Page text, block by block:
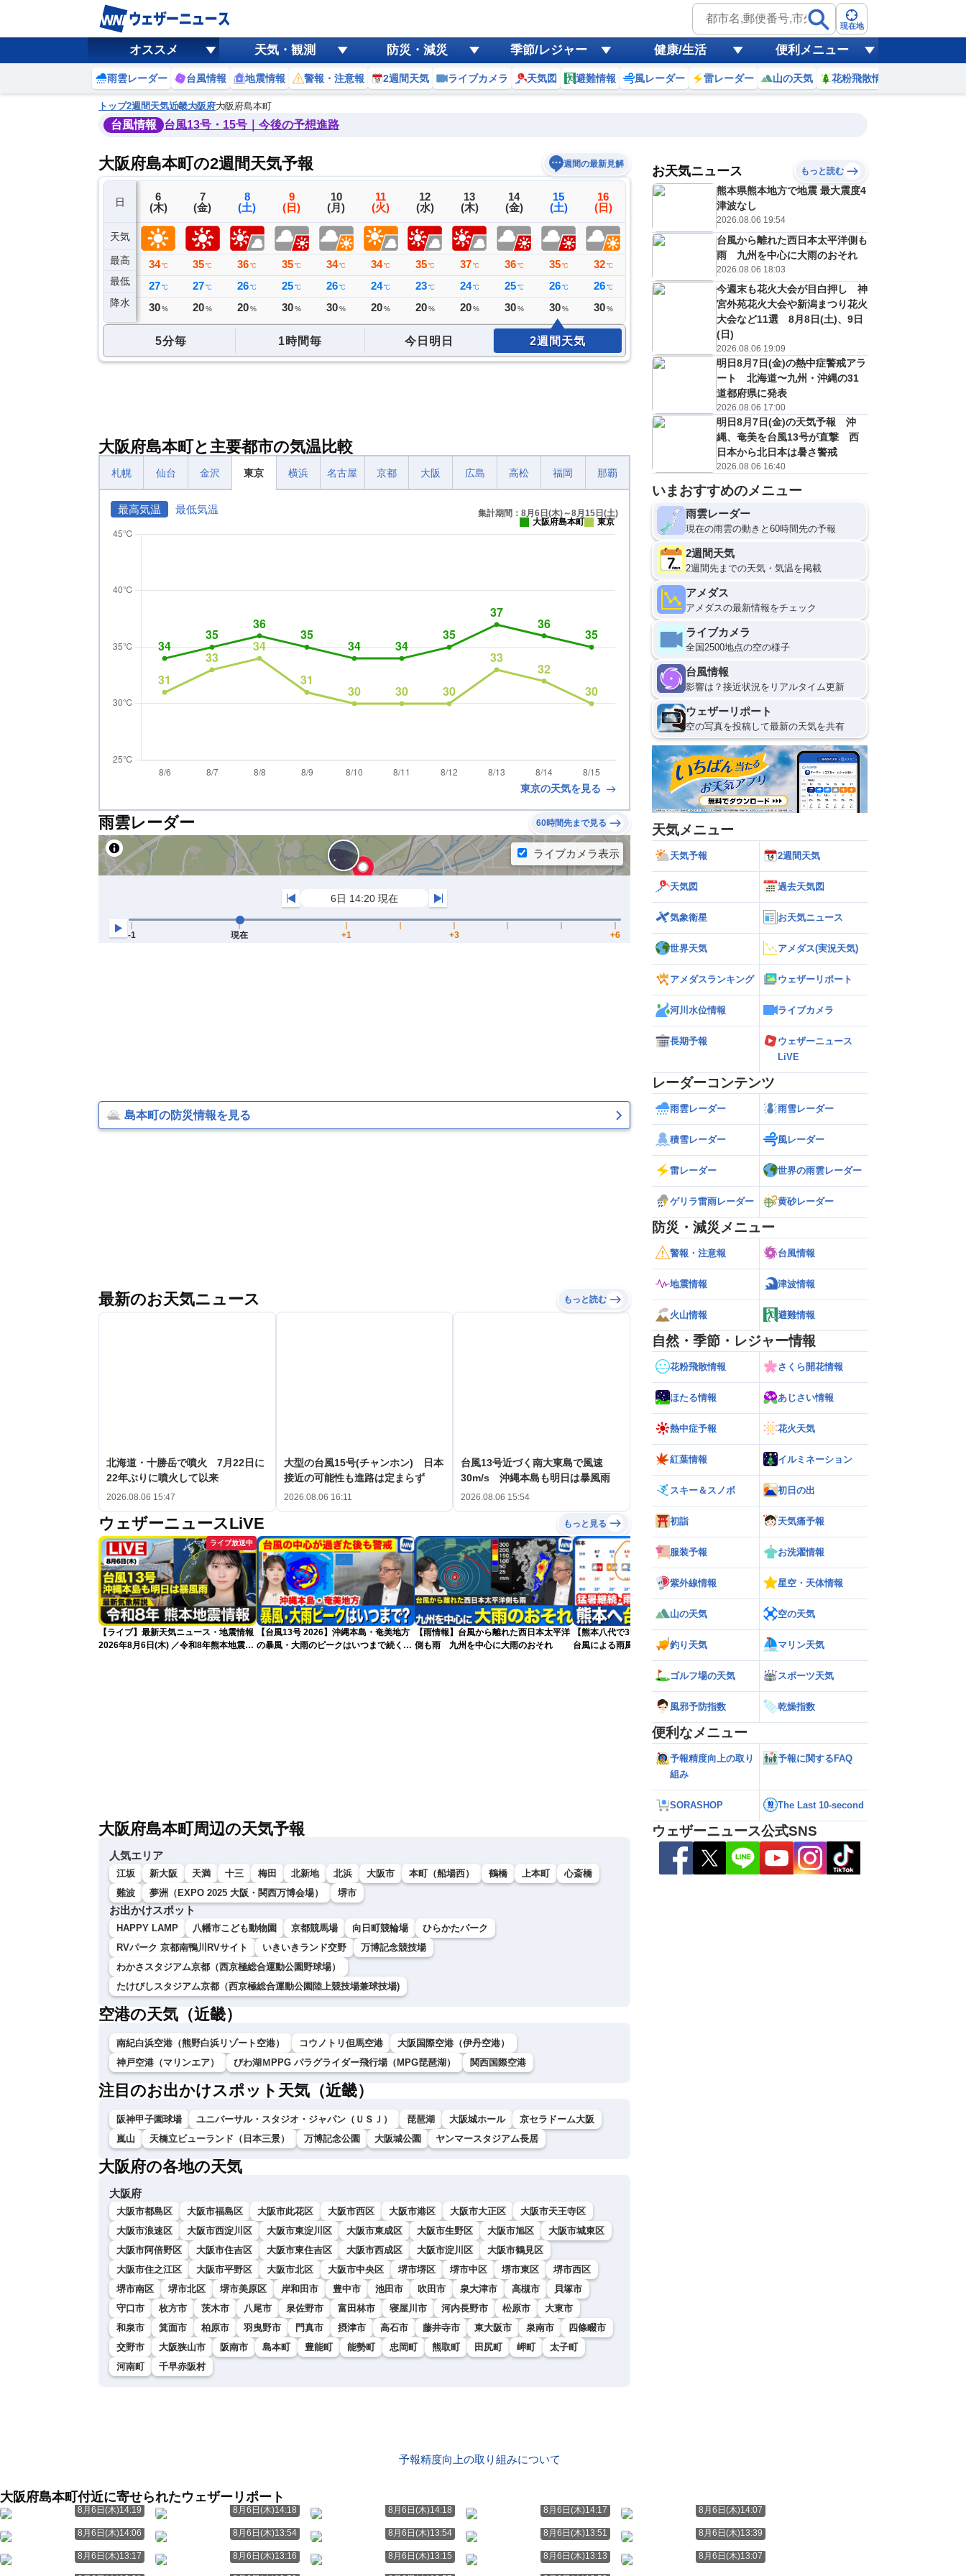
現在地
オススメ 天気・観測 防災・減災 季節/レジャー 健康/生活 便利メニュー
雨雲レーダー 台風情報 地震情報 警報・注意報 2週間天気 ライブカメラ 天気図 避難情報 風レーダー 雷レーダー 山の天気 花粉飛散情報
トップ2週間天気近畿大阪府大阪府島本町
台風情報 台風13号・15号｜今後の予想進路
大阪府島本町の2週間天気予報 週間の最新見解
日
天気
最高
最低
降水
5
(水)
35℃
26℃
ミリ
6
(木)
34 ℃
27 ℃
30 %
7
(金)
35 ℃
27 ℃
20 %
8
(土)
36 ℃
26 ℃
20 %
9
(日)
35 ℃
25 ℃
30 %
10
(月)
34℃
26℃
30%
11
(火)
34℃
24℃
20%
12
(水)
35℃
23℃
20%
13
(木)
37℃
24℃
20%
14
(金)
36 ℃
25 ℃
30 %
15
(土)
35 ℃
26 ℃
30 %
16
(日)
32 ℃
26 ℃
30 %
17
℃ 25
19
(水)
E
34 ℃
25℃
30%
20
C
34℃
25℃
20%
B
C
低
？
5分毎 1時間毎 今日明日 2週間天気
大阪府島本町と主要都市の気温比較
札幌 仙台 金沢 東京 横浜 名古屋 京都 大阪 広島 高松 福岡 那覇
最高気温 最低気温
集計期間：8月6日(木)～8月15日(土)
大阪府島本町
東京
東京の天気を見る
雨雲レーダー 60時間先まで見る
島本町の防災情報を見る
最新のお天気ニュース もっと読む
北海道・十勝岳で噴火 7月22日に
22年ぶりに噴火して以来
2026.08.06 15:47
大型の台風15号(チャンホン) 日本
接近の可能性も進路は定まらず
2026.08.06 16:11
台風13号近づく南大東島で風速
30m/s 沖縄本島も明日は暴風雨
2026.08.06 15:54
ウェザーニュースLiVE もっと見る
ライブ放送中
【ライブ】最新天気ニュース・地震情報
2026年8月6日(木) ／令和8年熊本地震情
【台風13号 2026】沖縄本島・奄美地方
の暴風・大雨のピークはいつまで続く？
【雨情報】台風から離れた西日本太平洋
側も雨 九州を中心に大雨のおそれ
【熊本八代で39℃観測】被災地・熊本へ
台風による雨風の影響は？
【台風15号 2026】北海道・東北に上陸
の可能性も進路は定まらず（6日15時更
大阪府島本町周辺の天気予報
人気エリア
江坂 新大阪 天満 十三 梅田 北新地 北浜 大阪市 本町（船場西） 鶴橋 上本町
心斎橋
難波
夢洲（EXPO 2025 大阪・関西万博会場） 堺市
お出かけスポット
HAPPY LAMP 八幡市こども動物園 京都競馬場 向日町競輪場
ひらかたパーク
RVパーク 京都南鴨川RVサイト
いきいきランド交野
万博記念競技場
わかさスタジアム京都（西京極総合運動公園野球場）
たけびしスタジアム京都（西京極総合運動公園陸上競技場兼球技場)
空港の天気（近畿）
南紀白浜空港（熊野白浜リゾート空港） コウノトリ但馬空港
大阪国際空港（伊丹空港）
神戸空港（マリンエア）
びわ湖ＭPPG パラグライダー飛行場（MPG琵琶湖） 関西国際空港
注目のお出かけスポット天気（近畿）
阪神甲子園球場 ユニバーサル・スタジオ・ジャパン（ＵＳＪ） 琵琶湖 大阪城ホール
京セラドーム大阪
嵐山
天橋立ビューランド（日本三景） 万博記念公園 大阪城公園 ヤンマースタジアム長居
大阪府の各地の天気
大阪府
大阪市都島区 大阪市福島区 大阪市此花区 大阪市西区 大阪市港区 大阪市大正区
大阪市天王寺区
大阪市浪速区
大阪市西淀川区 大阪市東淀川区 大阪市東成区 大阪市生野区 大阪市旭区
大阪市城東区
大阪市阿倍野区
大阪市住吉区 大阪市東住吉区 大阪市西成区 大阪市淀川区
大阪市鶴見区
大阪市住之江区
大阪市平野区 大阪市北区 大阪市中央区 堺市堺区 堺市中区 堺市東区
堺市西区
堺市南区
堺市北区 堺市美原区 岸和田市 豊中市 池田市 吹田市 泉大津市 高槻市
貝塚市
守口市
枚方市 茨木市 八尾市 泉佐野市 富田林市 寝屋川市 河内長野市 松原市
大東市
和泉市
箕面市 柏原市 羽曳野市 門真市 摂津市 高石市 藤井寺市 東大阪市 泉南市
四條畷市
交野市
大阪狭山市 阪南市 島本町 豊能町 能勢町 忠岡町 熊取町 田尻町 岬町
太子町
河南町
千早赤阪村
お天気ニュース もっと読む
熊本県熊本地方で地震 最大震度4
津波なし
2026.08.06 19:54
台風から離れた西日本太平洋側も
雨 九州を中心に大雨のおそれ
2026.08.06 18:03
今週末も花火大会が目白押し 神
宮外苑花火大会や新潟まつり花火
大会など11選 8月8日(土)、9日
(日)
2026.08.06 19:09
明日8月7日(金)の熱中症警戒アラ
ート 北海道〜九州・沖縄の31
道都府県に発表
2026.08.06 17:00
明日8月7日(金)の天気予報 沖
縄、奄美を台風13号が直撃 西
日本から北日本は暑さ警戒
2026.08.06 16:40
いまおすすめのメニュー
雨雲レーダー
現在の雨雲の動きと60時間先の予報
2週間天気
2週間先までの天気・気温を掲載
アメダス
アメダスの最新情報をチェック
ライブカメラ
全国2500地点の空の様子
台風情報
影響は？接近状況をリアルタイム更新
ウェザーリポート
空の写真を投稿して最新の天気を共有
天気メニュー
天気予報 2週間天気
天気図 過去天気図
気象衛星 お天気ニュース
世界天気 アメダス(実況天気)
アメダスランキング ウェザーリポート
河川水位情報 ライブカメラ
長期予報
ウェザーニュース
LiVE
レーダーコンテンツ
雨雲レーダー 雨雪レーダー
積雪レーダー 風レーダー
雷レーダー 世界の雨雲レーダー
ゲリラ雷雨レーダー 黄砂レーダー
防災・減災メニュー
警報・注意報 台風情報
地震情報 津波情報
火山情報 避難情報
自然・季節・レジャー情報
花粉飛散情報 さくら開花情報
ほたる情報 あじさい情報
熱中症予報 花火天気
紅葉情報 イルミネーション
スキー＆スノボ 初日の出
初詣 天気痛予報
服装予報 お洗濯情報
紫外線情報 星空・天体情報
山の天気 空の天気
釣り天気 マリン天気
ゴルフ場の天気 スポーツ天気
風邪予防指数 乾燥指数
便利なメニュー
予報精度向上の取り
組み
予報に関するFAQ
SORASHOP The Last 10-second
ウェザーニュース公式SNS
予報精度向上の取り組みについて
大阪府島本町付近に寄せられたウェザーリポート
8月6日(木)14:19 8月6日(木)14:18 8月6日(木)14:18 8月6日(木)14:17 8月6日(木)14:07
8月6日(木)14:06 8月6日(木)13:54 8月6日(木)13:54 8月6日(木)13:51 8月6日(木)13:39
8月6日(木)13:17 8月6日(木)13:16 8月6日(木)13:15 8月6日(木)13:13 8月6日(木)13:07